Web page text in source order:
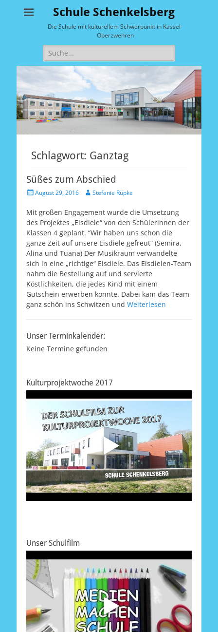
Schule Schenkelsberg
Die Schule mit kulturellem Schwerpunkt in Kassel-
Oberzwehren
Suche
nach:
Schlagwort: Ganztag
Süßes zum Abschied
Veröffentlicht
August 29, 2016 AutorStefanie Rüpke
Mit großen Engagement wurde die Umsetzung
des Projektes „Eisdiele“ von den Schülerinnen der
Klassen 4 geplant. “Wir haben uns schon die
ganze Zeit auf unsere Eisdiele gefreut“ (Semira,
Alina und Tuana) Der Musikraum verwandelte
sich in eine „richtige“ Eisdiele. Das Eisdielen-Team
nahm die Bestellung auf und servierte
Köstlichkeiten, die jedes Kind mit einem
Gutschein erwerben konnte. Dabei kam das Team
ganz schön ins Schwitzen und Weiterlesen
Unser Terminkalender:
Keine Termine gefunden
Kulturprojektwoche 2017
Unser Schulfilm